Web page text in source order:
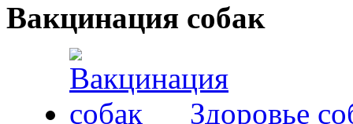
Вакцинация собак
Здоровье